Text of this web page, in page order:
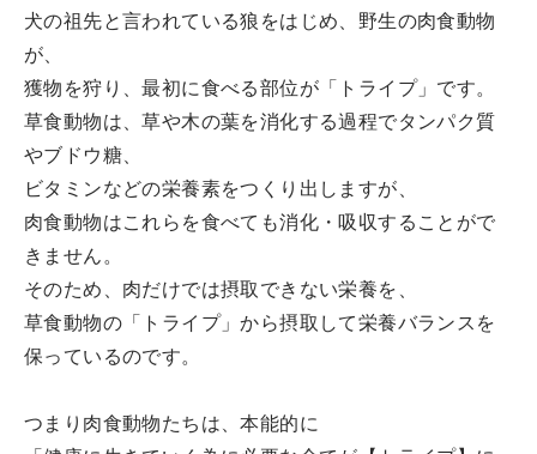
犬の祖先と言われている狼をはじめ、野生の肉食動物
が、
獲物を狩り、最初に食べる部位が「トライプ」です。
草食動物は、草や木の葉を消化する過程でタンパク質
やブドウ糖、
ビタミンなどの栄養素をつくり出しますが、
肉食動物はこれらを食べても消化・吸収することがで
きません。
そのため、肉だけでは摂取できない栄養を、
草食動物の「トライプ」から摂取して栄養バランスを
保っているのです。
つまり肉食動物たちは、本能的に